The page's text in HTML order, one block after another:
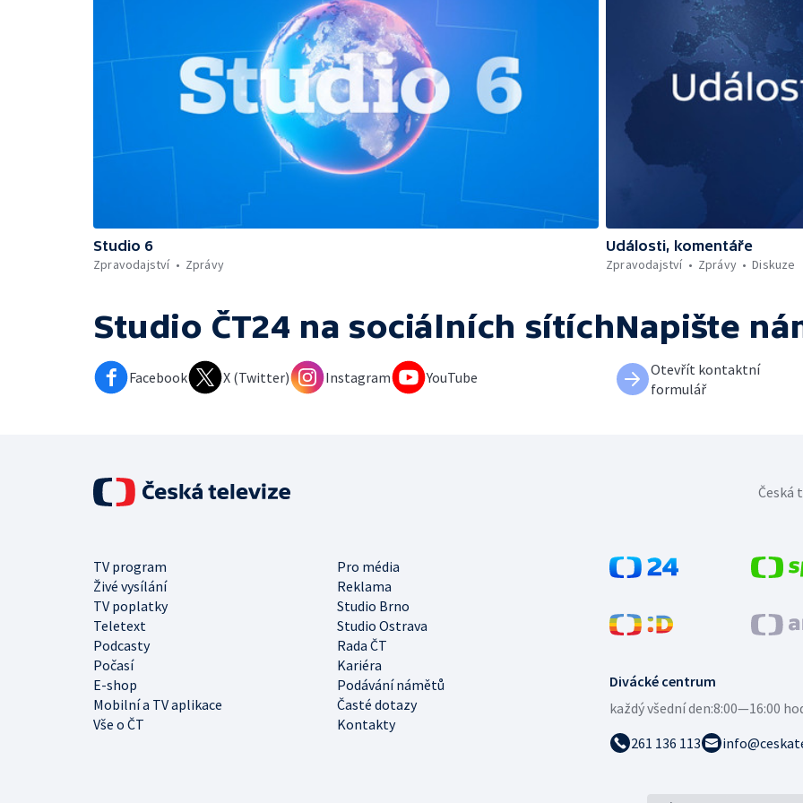
Studio 6
Zpravodajství
Zprávy
Události, komentáře
Zpravodajství
Zprávy Diskuze
Studio ČT24 na sociálních sítích
Facebook X (Twitter) Instagram YouTube
Napište
Otevřít kontaktní
formulář
Divácké centrum
každý všední den:8:00—16:00
261 136 113
TV program
Pro média
Živé vysílání
Reklama
TV poplatky
Studio Brno
Teletext
Studio Ostrava
Podcasty
Rada ČT
Počasí
Kariéra
E-shop
Podávání námětů
Mobilní a TV aplikace
Časté dotazy
Vše o ČT
Kontakty
Česká